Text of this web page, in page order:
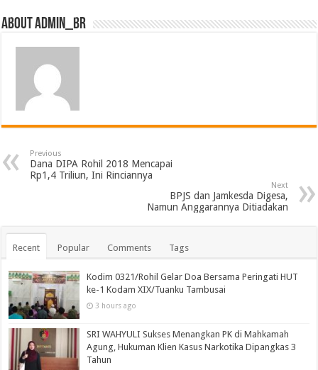
About admin_br
Previous
Dana DIPA Rohil 2018 Mencapai
Rp1,4 Triliun, Ini Rinciannya
Next
BPJS dan Jamkesda Digesa,
Namun Anggarannya Ditiadakan
Recent Popular Comments Tags
Kodim 0321/Rohil Gelar Doa Bersama Peringati HUT
ke-1 Kodam XIX/Tuanku Tambusai
3 hours ago
SRI WAHYULI Sukses Menangkan PK di Mahkamah
Agung, Hukuman Klien Kasus Narkotika Dipangkas 3
Tahun